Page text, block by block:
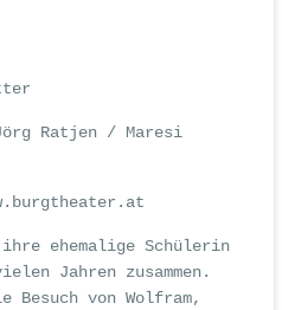
Ratjen / Maresi
ehemalige Schülerin
Jahren zusammen.
Besuch von Wolfram,